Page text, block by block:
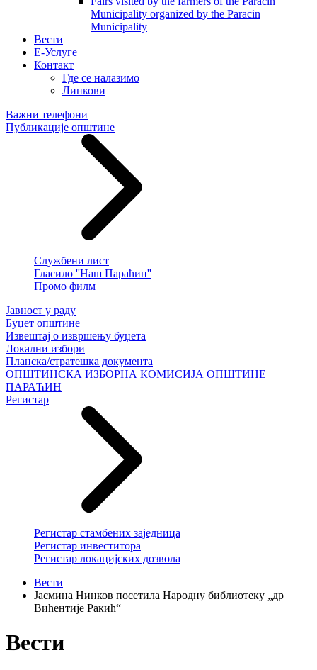
Municipality organized by the Paracin
Municipality
Вести
E-Услуге
Контакт
Где се налазимо
Линкови
Важни телефони
Публикације општине
Службени лист
Гласило ''Наш Параћин''
Промо филм
Јавност у раду
Буџет општине
Извештај о извршењу буџета
Локални избори
Планска/стратешка документа
ОПШТИНСКА ИЗБОРНА КОМИСИЈА ОПШТИНЕ
ПАРАЋИН
Регистар
Регистар стамбених заједница
Регистар инвеститора
Регистар локацијских дозвола
Вести
Јасмина Нинков посетила Народну библиотеку „др
Вићентије Ракић“
Вести